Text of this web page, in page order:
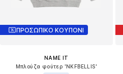
ΠΡΟΣΩΠΙΚΟ ΚΟΥΠΟΝΙ
NAME IT
Μπλούζα φούτερ 'NKFBELLIS'